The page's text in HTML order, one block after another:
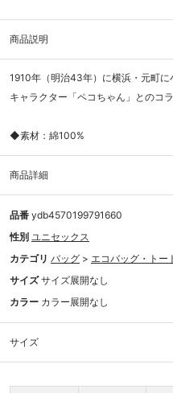
商品説明
1910年（明治43年）に横浜・元町
キャラクター「ペコちゃん」とのコ
◆素材：綿100%
商品詳細
品番 ydb4570199791660
性別 ユニセックス
カテゴリ バッグ > エコバッグ・トー
サイズ サイズ展開なし
カラー カラー展開なし
サイズ